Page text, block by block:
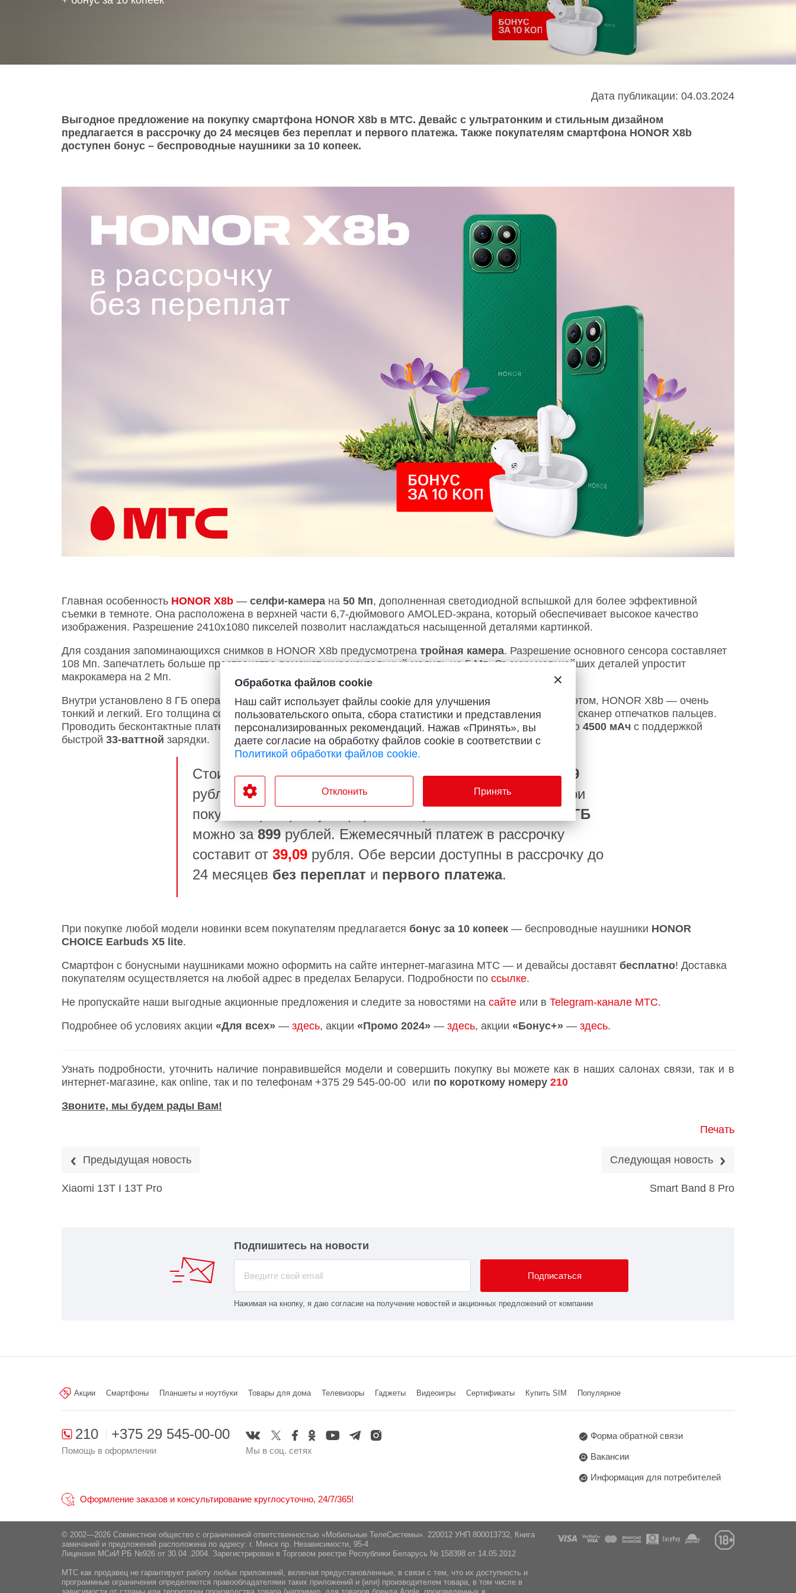
POCO M
realme 14
TCL
TCL 60
vivo
vivo Y
vivo V
Infinix
Infinix GT
Infinix Note
TECNO
Camon
Blackview
Телевизоры
Интернет для дома
Купить SIM
Популярное
Вакансии
Дата публикации: 04.03.2024
Выгодное предложение на покупку смартфона HONOR X8b в МТС. Девайс с ультратонким и стильным дизайном
предлагается в рассрочку до 24 месяцев без переплат и первого платежа. Также покупателям смартфона HONOR X8b
доступен бонус – беспроводные наушники за 10 копеек.
Главная особенность HONOR X8b — селфи-камера на 50 Мп, дополненная светодиодной вспышкой для более эффективной
съемки в темноте. Она расположена в верхней части 6,7-дюймового AMOLED-экрана, который обеспечивает высокое качество
изображения. Разрешение 2410х1080 пикселей позволит наслаждаться насыщенной деталями картинкой.
Для создания запоминающихся снимков в HONOR X8b предусмотрена тройная камера. Разрешение основного сенсора составляет
108 Мп. Запечатлеть больше пространства поможет широкоугольный модуль на 5 Мп. Съемку мельчайших деталей упростит
макрокамера на 2 Мп.
Внутри установлено 8 ГБ оперативной памяти, объем внутреннего накопителя —128или
. При этом, HONOR X8b — очень
тонкий и легкий. Его толщина составляет всего 6,78 мм, а вес — 166 грамм. В боковую кнопку встроен сканер отпечатков пальцев.
Проводить бесконтактные платежи позволит модуль NFC. За автономность отвечает батарея емкостью 4500 мАч с поддержкой
быстрой 33-ваттной зарядки.
Стоимость смартфонаHONOR X8b 8/128 ГБсоставит799
рублей при оплате сразу или от
рубля в месяц — при
покупке в рассрочку. Оформить версию с памятью
8/256 ГБ
можно за899рублей. Ежемесячный платеж в рассрочку
составит от 39,09 рубля. Обе версии доступны в рассрочку до
24 месяцев без переплат и первого платежа.
При покупке любой модели новинки всем покупателям предлагается бонус за 10 копеек — беспроводные наушники HONOR
CHOICE Earbuds X5 lite.
Смартфон с бонусными наушниками можно оформить на сайте интернет-магазина МТС — и девайсы доставят бесплатно! Доставка
покупателям осуществляется на любой адрес в пределах Беларуси. Подробности по ссылке.
Не пропускайте наши выгодные акционные предложения и следите за новостями на сайте или в Telegram-канале МТС.
Подробнее об условиях акции «Для всех» — здесь, акции «Промо 2024» — здесь, акции «Бонус+» — здесь.
Узнать подробности, уточнить наличие понравившейся модели и совершить покупку вы можете как в наших салонах связи, так и в
интернет-магазине, как online, так и по телефонам +375 29 545-00-00 или по короткому номеру 210
Звоните, мы будем рады Вам!
Печать
Предыдущая новость
Xiaomi 13T I 13T Pro
Следующая новость
Smart Band 8 Pro
Подпишитесь на новости
Подписаться
Нажимая на кнопку, я даю согласие на получение новостей и акционных предложений от компании
Акции Смартфоны Планшеты и ноутбуки Товары для дома Телевизоры Гаджеты Видеоигры Cертификаты Купить SIM Популярное
210 +375 29 545-00-00
Помощь в оформлении Мы в соц. сетях
Форма обратной связи
Вакансии
Информация для потребителей
Оформление заказов и консультирование круглосуточно, 24/7/365!
© 2002—2026 Совместное общество с ограниченной ответственностью «Мобильные ТелеСистемы». 220012 УНП 800013732, Книга
замечаний и предложений расположена по адресу: г. Минск пр. Независимости, 95-4
Лицензия МСиИ РБ №926 от 30.04 .2004. Зарегистрирован в Торговом реестре Республики Беларусь № 158398 от 14.05.2012
МТС как продавец не гарантирует работу любых приложений, включая предустановленные, в связи с тем, что их доступность и
программные ограничения определяются правообладателями таких приложений и (или) производителем товара, в том числе в
Обработка файлов cookie
Наш сайт использует файлы cookie для улучшения
пользовательского опыта, сбора статистики и представления
персонализированных рекомендаций. Нажав «Принять», вы
даете согласие на обработку файлов cookie в соответствии с
Политикой обработки файлов cookie.
Отклонить Принять